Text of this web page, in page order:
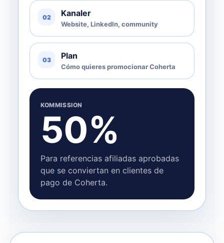
02 Kanaler
Website, LinkedIn, community
03 Plan
Cómo quieres promocionar Coherta
KOMMISSION
50%
Para referencias afiliadas aprobadas
que se conviertan en clientes de
pago de Coherta.